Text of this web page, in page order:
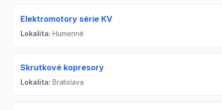
Elektromotory série KV
Lokalita: Humenné
Skrutkové kopresory
Lokalita: Bratislava